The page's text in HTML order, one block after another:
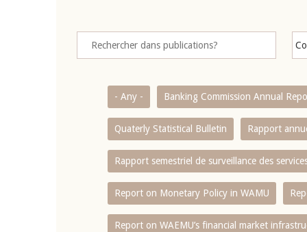
- Any - Banking Commission Annual
Quaterly Statistical Bulletin Rapport
Rapport semestriel de surveillance des
Report on Monetary Policy in WAMU
Report on WAEMU’s financial market